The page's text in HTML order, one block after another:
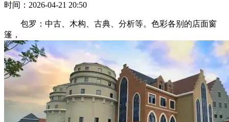
时间：2026-04-21 20:50
包罗：中古、木构、古典、分析等。色彩各别的店面窗
篷，